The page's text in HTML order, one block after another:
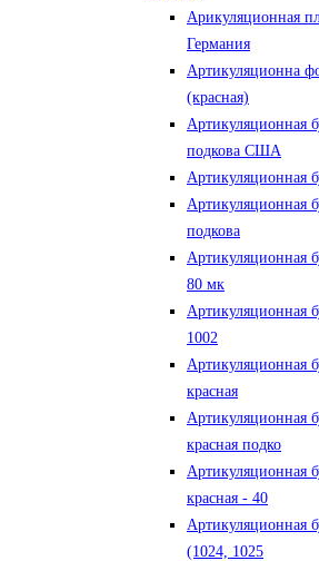
Арикуляционная
Германия
Артикуляционна
(красная)
Артикуляционная
подкова США
Артикуляционная
Артикуляционная
подкова
Артикуляционная
80 мк
Артикуляционная
1002
Артикуляционная
красная
Артикуляционная
красная подко
Артикуляционная
красная - 40
Артикуляционная
(1024, 1025